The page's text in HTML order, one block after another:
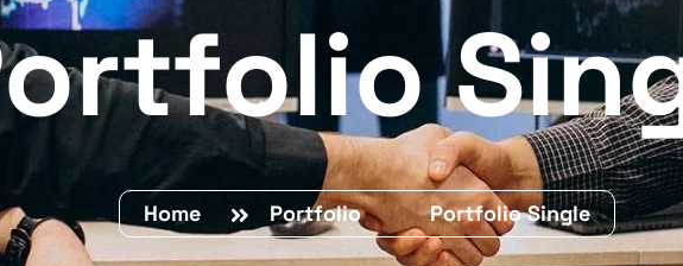
Home Portfolio Portfolio Single